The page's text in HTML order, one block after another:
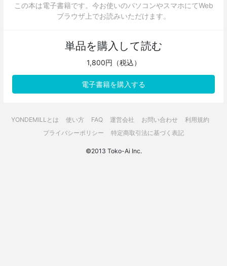
この本は電子書籍です。今お使いのパソコンやスマホにてWeb
ブラウザ上でお読みいただけます。
単品を購入して読む
1,800円（税込）
電子書籍を購入する
YONDEMILLとは 使い方 FAQ 運営会社 お問い合わせ
利用規約
プライバシーポリシー
特定商取引法に基づく表記
©2013 Toko-Ai Inc.